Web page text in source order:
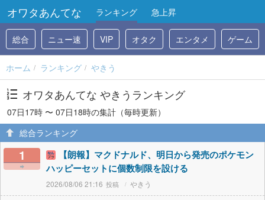
オワタあんてな ランキング 急上昇
総合 ニュー速 VIP オタク エンタメ ゲーム
ホーム ランキング やきう
オワタあんてな やきうランキング
07日17時 〜 07日18時の集計（毎時更新）
総合ランキング
1
【朗報】マクドナルド、明日から発売のポケモン
ハッピーセットに個数制限を設ける
2026/08/06 21:16 やきう